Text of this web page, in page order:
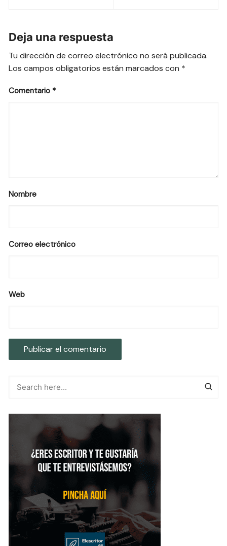
Deja una respuesta
Tu dirección de correo electrónico no será publicada.
Los campos obligatorios están marcados con *
Comentario *
Nombre
Correo electrónico
Web